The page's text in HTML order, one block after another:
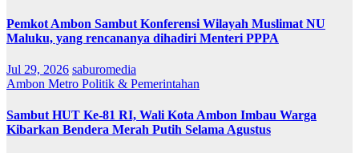
Pemkot Ambon Sambut Konferensi Wilayah Muslimat NU
Maluku, yang rencananya dihadiri Menteri PPPA
Jul 29, 2026 saburomedia
Ambon Metro Politik & Pemerintahan
Sambut HUT Ke-81 RI, Wali Kota Ambon Imbau Warga
Kibarkan Bendera Merah Putih Selama Agustus